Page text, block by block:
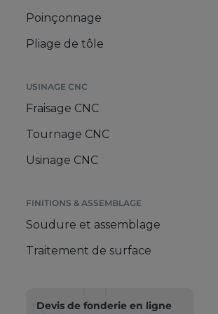
Poinçonnage
Pliage de tôle
USINAGE CNC
Fraisage CNC
Tournage CNC
Usinage CNC
FINITIONS & ASSEMBLAGE
Soudure et assemblage
Traitement de surface
Devis de fonderie en ligne